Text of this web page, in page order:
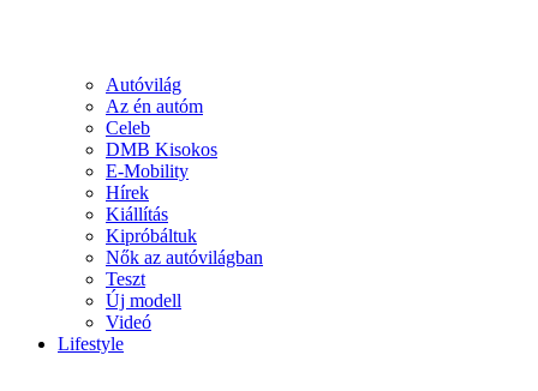
Autóvilág
Az én autóm
Celeb
DMB Kisokos
E-Mobility
Hírek
Kiállítás
Kipróbáltuk
Nők az autóvilágban
Teszt
Új modell
Videó
Lifestyle